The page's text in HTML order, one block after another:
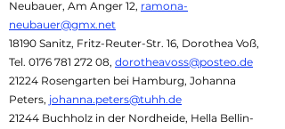
Neubauer, Am Anger 12, ramona-
neubauer@gmx.net
18190 Sanitz, Fritz-Reuter-Str. 16, Dorothea Voß,
Tel. 0176 781 272 08, dorotheavoss@posteo.de
21224 Rosengarten bei Hamburg, Johanna
Peters, johanna.peters@tuhh.de
21244 Buchholz in der Nordheide, Hella Bellin-